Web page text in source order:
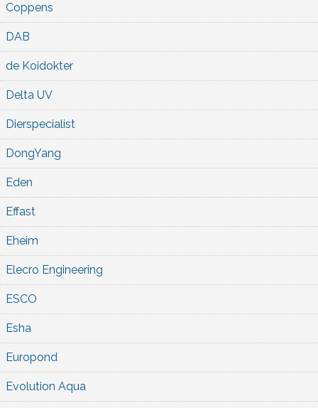
Coppens
DAB
de Koidokter
Delta UV
Dierspecialist
DongYang
Eden
Effast
Eheim
Elecro Engineering
ESCO
Esha
Europond
Evolution Aqua